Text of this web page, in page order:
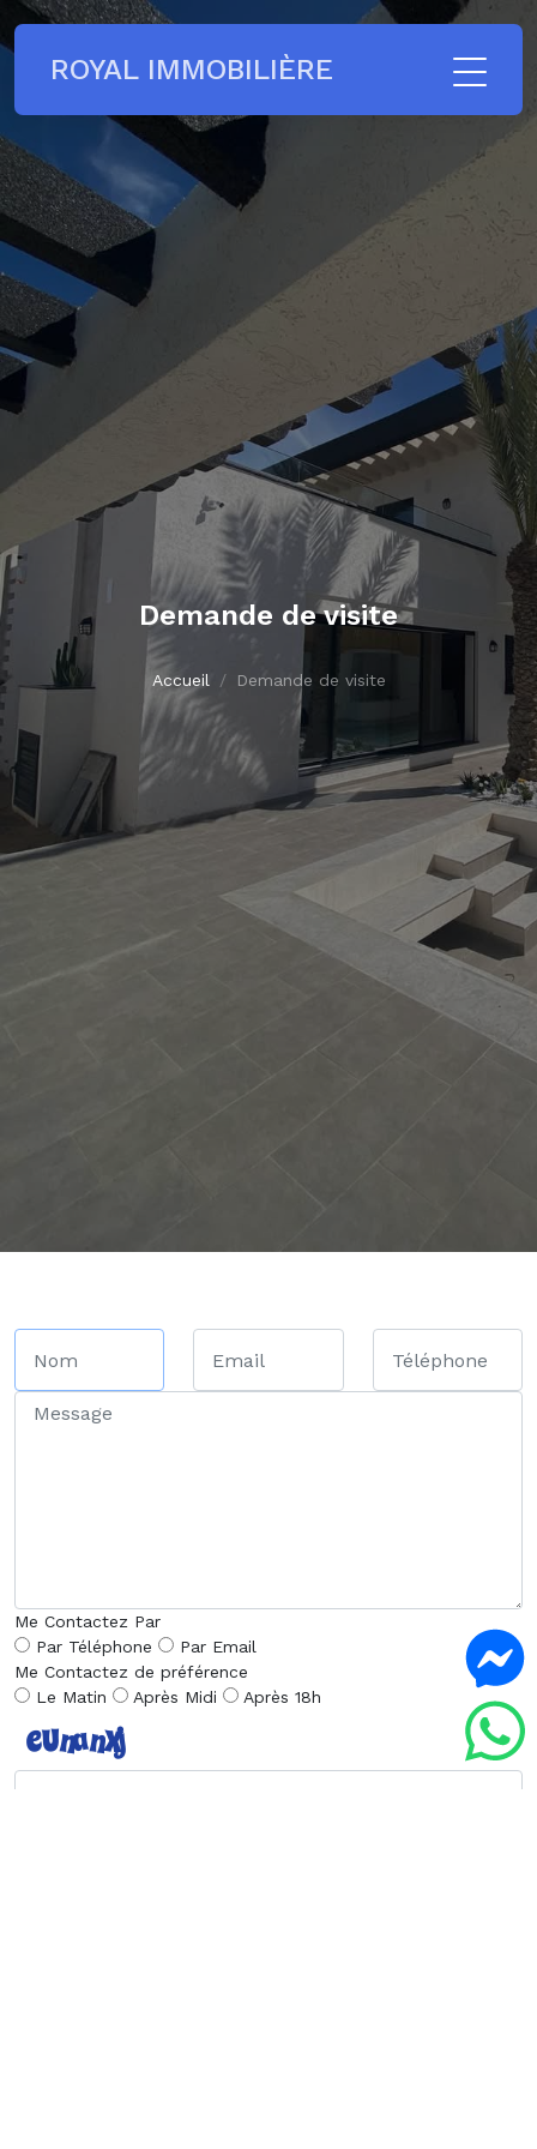
ROYAL IMMOBILIÈRE
Demande de visite
Accueil Demande de visite
Me Contactez Par
Par Téléphone
Par Email
Me Contactez de préférence
Le Matin
Après Midi Après 18h